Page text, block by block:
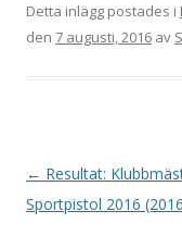
Detta inlägg postades i
den 7 augusti, 2016 av
I
n
← Resultat:
Sportpistol 2016